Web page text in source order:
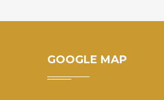
GOOGLE MAP